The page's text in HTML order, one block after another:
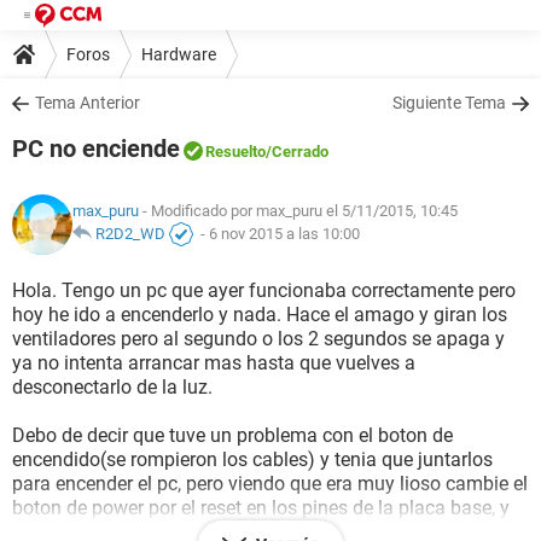
Foros Hardware
Tema Anterior Siguiente Tema
PC no enciende Resuelto/Cerrado
max_puru - Modificado por max_puru el 5/11/2015, 10:45
R2D2_WD
- 6 nov 2015 a las 10:00
Hola. Tengo un pc que ayer funcionaba correctamente pero
hoy he ido a encenderlo y nada. Hace el amago y giran los
ventiladores pero al segundo o los 2 segundos se apaga y
ya no intenta arrancar mas hasta que vuelves a
desconectarlo de la luz.
Debo de decir que tuve un problema con el boton de
encendido(se rompieron los cables) y tenia que juntarlos
para encender el pc, pero viendo que era muy lioso cambie el
boton de power por el reset en los pines de la placa base, y
asi encendia con el boton de reset.